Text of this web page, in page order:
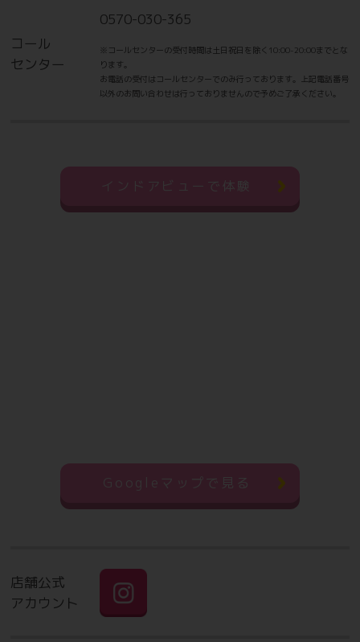
コール
センター
0570-030-365
※コールセンターの受付時間は土日祝日を除く10:00-20:00までとな
ります。
お電話の受付はコールセンターでのみ行っております。上記電話番号
以外のお問い合わせは行っておりませんので予めご了承ください。
インドアビューで体験
Googleマップで見る
店舗公式
アカウント